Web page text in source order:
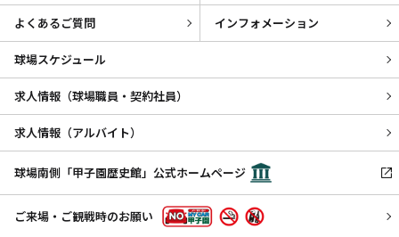
よくあるご質問 インフォメーション
球場スケジュール
求人情報（球場職員・契約社員）
求人情報（アルバイト）
球場南側「甲子園歴史館」公式ホームページ
ご来場・ご観戦時のお願い